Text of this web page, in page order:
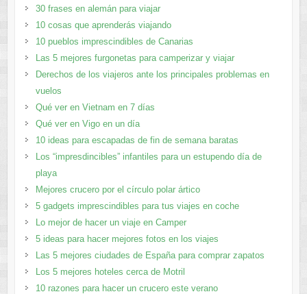
30 frases en alemán para viajar
10 cosas que aprenderás viajando
10 pueblos imprescindibles de Canarias
Las 5 mejores furgonetas para camperizar y viajar
Derechos de los viajeros ante los principales problemas en
vuelos
Qué ver en Vietnam en 7 días
Qué ver en Vigo en un día
10 ideas para escapadas de fin de semana baratas
Los “impresdincibles” infantiles para un estupendo día de
playa
Mejores crucero por el círculo polar ártico
5 gadgets imprescindibles para tus viajes en coche
Lo mejor de hacer un viaje en Camper
5 ideas para hacer mejores fotos en los viajes
Las 5 mejores ciudades de España para comprar zapatos
Los 5 mejores hoteles cerca de Motril
10 razones para hacer un crucero este verano